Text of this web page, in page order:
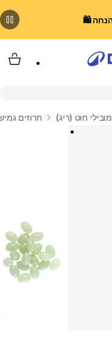
מובילי חוט (ריג) חרוזים